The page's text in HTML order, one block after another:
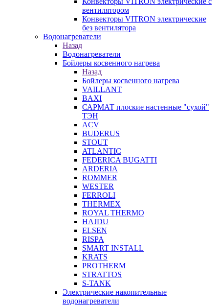
вентилятором
Конвекторы VITRON электрические
без вентилятора
Водонагреватели
Назад
Водонагреватели
Бойлеры косвенного нагрева
Назад
Бойлеры косвенного нагрева
VAILLANT
BAXI
САРМАТ плоские настенные "сухой"
ТЭН
ACV
BUDERUS
STOUT
ATLANTIC
FEDERICA BUGATTI
ARDERIA
ROMMER
WESTER
FERROLI
THERMEX
ROYAL THERMO
HAJDU
ELSEN
RISPA
SMART INSTALL
KRATS
PROTHERM
STRATTOS
S-TANK
Электрические накопительные
водонагреватели